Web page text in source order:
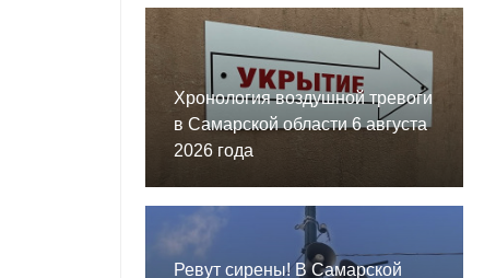
Хронология воздушной тревоги
в Самарской области 6 августа
2026 года
Ревут сирены! В Самарской